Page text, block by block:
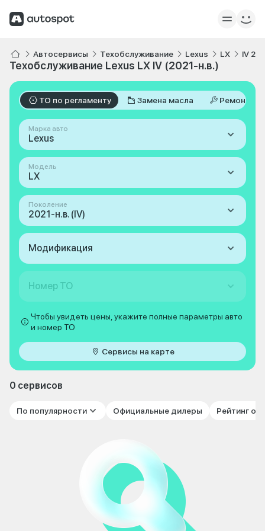
Автосервисы Техобслуживание Lexus LX IV
Техобслуживание Lexus LX IV (2021-н.в.)
ТО по регламенту Замена масла Ремонт
Марка авто
Lexus
Модель
LX
Поколение
2021-н.в. (IV)
Модификация
Номер ТО
Чтобы увидеть цены, укажите полные параметры авто
и номер ТО
Сервисы на карте
0 сервисов
По популярности Официальные дилеры Рейтинг